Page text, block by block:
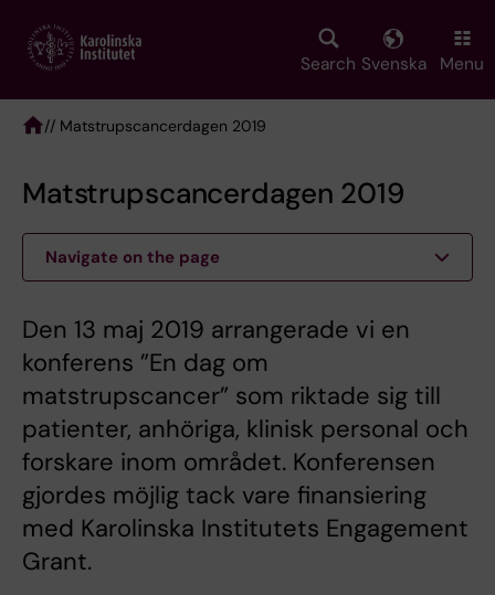
main
Search Svenska Menu
// Matstrupscancerdagen 2019
Matstrupscancerdagen 2019
Navigate on the page
Den 13 maj 2019 arrangerade vi en
konferens ”En dag om
matstrupscancer” som riktade sig till
patienter, anhöriga, klinisk personal och
forskare inom området. Konferensen
gjordes möjlig tack vare finansiering
med Karolinska Institutets Engagement
Grant.